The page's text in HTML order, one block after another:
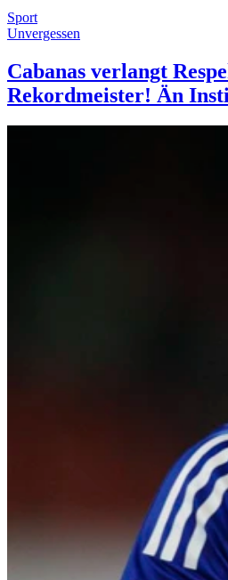
Sport
Unvergessen
Cabanas verlangt
Rekordmeister! Än